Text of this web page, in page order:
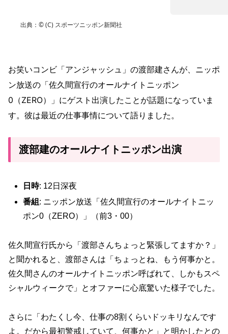
出典： ©(C) スポーツニッポン新聞社
お笑いコンビ「アンジャッシュ」の渡部建さんが、ニッポ
ン放送の「佐久間宣行のオールナイトニッポン
0（ZERO）」にゲスト出演したことが話題になっていま
す。彼は最近の仕事事情について語りました。
渡部建のオールナイトニッポン出演
日時: 12日深夜
番組 : ニッポン放送「佐久間宣行のオールナイトニッ
ポン0（ZERO）」（前3・00）
佐久間宣行氏から「渡部さんちょっと緊張してますか？」
と聞かれると、渡部さんは「ちょっとね、もう何事かと。
佐久間さんのオールナイトニッポン呼ばれて、しかもスペ
シャルウィークで」とオファーに心底驚いた様子でした。
さらに「わたくし今、仕事の8割くらいドッキリなんです
よ。だから最初警戒していて、何事かと」と明かしたとの